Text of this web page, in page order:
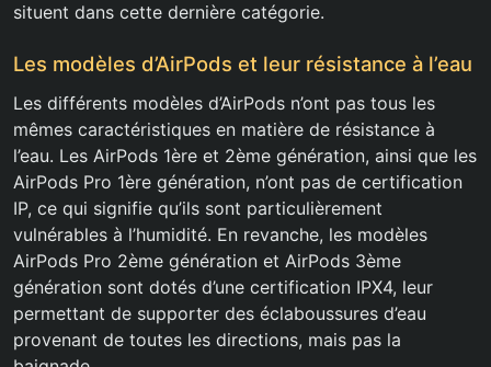
situent dans cette dernière catégorie.
Les modèles d’AirPods et leur résistance à l’eau
Les différents modèles d’AirPods n’ont pas tous les
mêmes caractéristiques en matière de résistance à
l’eau. Les AirPods 1ère et 2ème génération, ainsi que les
AirPods Pro 1ère génération, n’ont pas de certification
IP, ce qui signifie qu’ils sont particulièrement
vulnérables à l’humidité. En revanche, les modèles
AirPods Pro 2ème génération et AirPods 3ème
génération sont dotés d’une certification IPX4, leur
permettant de supporter des éclaboussures d’eau
provenant de toutes les directions, mais pas la